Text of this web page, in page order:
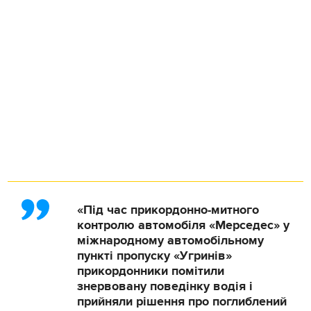
«Під час прикордонно-митного
контролю автомобіля «Мерседес» у
міжнародному автомобільному
пункті пропуску «Угринів»
прикордонники помітили
знервовану поведінку водія і
прийняли рішення про поглиблений